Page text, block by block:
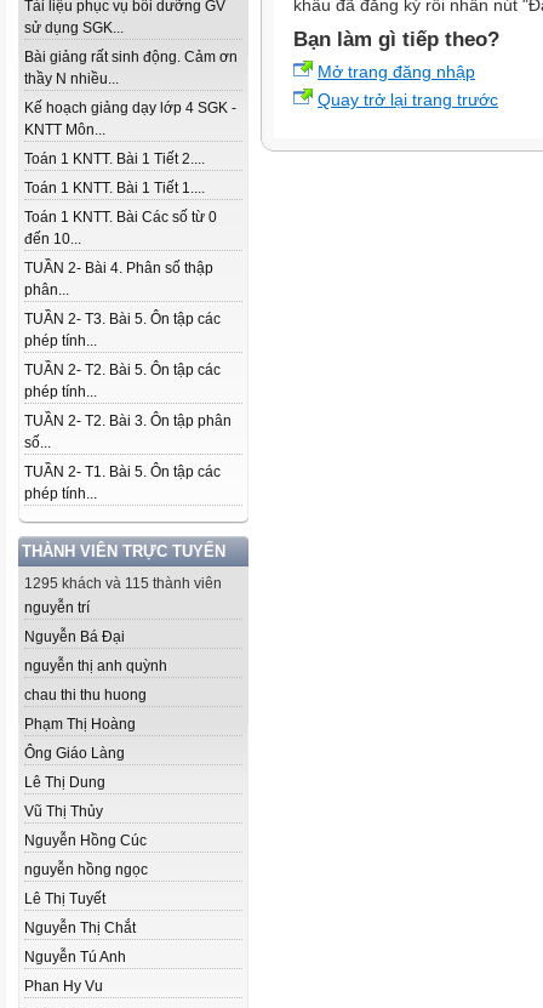
Tài liệu phục vụ bồi dưỡng GV
sử dụng SGK...
Bài giảng rất sinh động. Cảm ơn
thầy N nhiều...
Kế hoạch giảng dạy lớp 4 SGK -
KNTT Môn...
Toán 1 KNTT. Bài 1 Tiết 2....
Toán 1 KNTT. Bài 1 Tiết 1....
Toán 1 KNTT. Bài Các số từ 0
đến 10...
TUẦN 2- Bài 4. Phân số thập
phân...
TUẦN 2- T3. Bài 5. Ôn tập các
phép tính...
TUẦN 2- T2. Bài 5. Ôn tập các
phép tính...
TUẦN 2- T2. Bài 3. Ôn tập phân
số...
TUẦN 2- T1. Bài 5. Ôn tập các
phép tính...
THÀNH VIÊN TRỰC TUYẾN
1295 khách và 115 thành viên
nguyễn trí
Nguyễn Bá Đại
nguyễn thị anh quỳnh
chau thi thu huong
Phạm Thị Hoàng
Ông Giáo Làng
Lê Thị Dung
Vũ Thị Thủy
Nguyễn Hồng Cúc
nguyễn hồng ngọc
Lê Thị Tuyết
Nguyễn Thị Chắt
Nguyễn Tú Anh
Phan Hy Vu
khẩu đã đăng ký rồi nhấn nút
Bạn làm gì tiếp theo?
Mở trang đăng nhập
Quay trở lại trang trước